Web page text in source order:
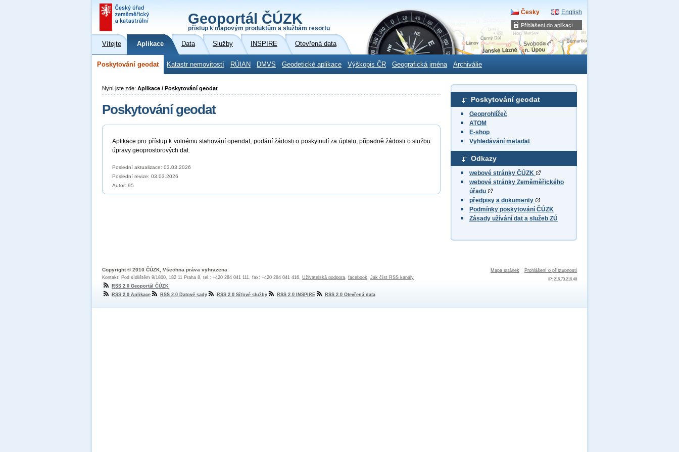
Přihlášení do aplikací
Geoportál ČÚZK
přístup k mapovým produktům a službám resortu
Česky English
Vítejte Aplikace Data Služby INSPIRE Otevřená data
Poskytování geodat Katastr nemovitostí RÚIAN DMVS Geodetické aplikace Výškopis ČR Geografická jména Archiválie
Poskytování geodat
Geoprohlížeč
ATOM
E-shop
Vyhledávání metadat
Odkazy
webové stránky ČÚZK
webové stránky Zeměměřického
úřadu
předpisy a dokumenty
Podmínky poskytování ČÚZK
Zásady užívání dat a služeb ZÚ
Nyní jste zde: Aplikace / Poskytování geodat
Poskytování geodat
Aplikace pro přístup k volnému stahování opendat, podání žádosti o poskytnutí za úplatu, případně žádosti o službu
úpravy geoprostorových dat.
Poslední aktualizace: 03.03.2026
Poslední revize: 03.03.2026
Autor: 95
Mapa stránek Prohlášení o přístupnosti
IP: 216.73.216.48
Copyright © 2010 ČÚZK, Všechna práva vyhrazena
Kontakt: Pod sídlištěm 9/1800, 182 11 Praha 8, tel.: +420 284 041 111, fax: +420 284 041 416, Uživatelská podpora, facebook, Jak číst RSS kanály
RSS 2.0 Geoportál ČÚZK
RSS 2.0 Aplikace
RSS 2.0 Datové sady RSS 2.0 Síťové služby RSS 2.0 INSPIRE RSS 2.0 Otevřená data